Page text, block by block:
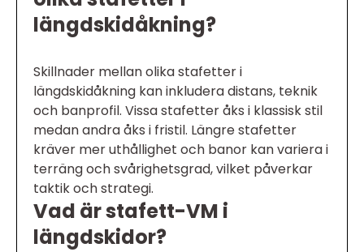
längdskidåkning?
Skillnader mellan olika stafetter i
längdskidåkning kan inkludera distans, teknik
och banprofil. Vissa stafetter åks i klassisk stil
medan andra åks i fristil. Längre stafetter
kräver mer uthållighet och banor kan variera i
terräng och svårighetsgrad, vilket påverkar
taktik och strategi.
Vad är stafett-VM i
längdskidor?